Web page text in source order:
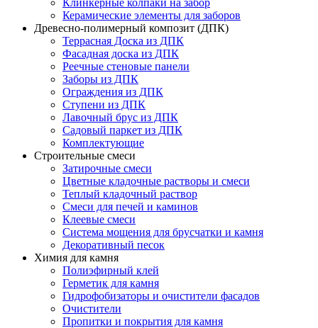
Клинкерные колпаки на забор
Керамические элементы для заборов
Древесно-полимерный композит (ДПК)
Террасная Доска из ДПК
Фасадная доска из ДПК
Реечные стеновые панели
Заборы из ДПК
Ограждения из ДПК
Ступени из ДПК
Лавочный брус из ДПК
Садовый паркет из ДПК
Комплектующие
Строительные смеси
Затирочные смеси
Цветные кладочные растворы и смеси
Теплый кладочный раствор
Смеси для печей и каминов
Клеевые смеси
Система мощения для брусчатки и камня
Декоративный песок
Химия для камня
Полиэфирный клей
Герметик для камня
Гидрофобизаторы и очистители фасадов
Очистители
Пропитки и покрытия для камня